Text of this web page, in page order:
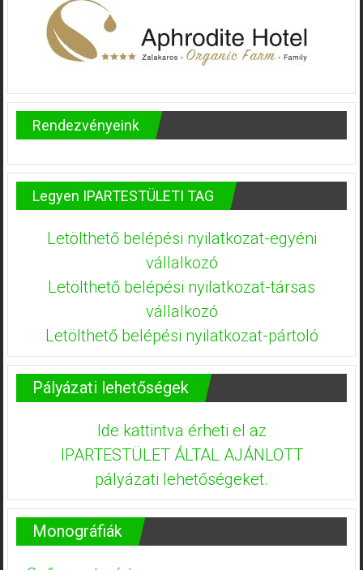
Rendezvényeink
Legyen IPARTESTÜLETI TAG
Letölthető belépési nyilatkozat-egyéni
vállalkozó
Letölthető belépési nyilatkozat-társas
vállalkozó
Letölthető belépési nyilatkozat-pártoló
Pályázati lehetőségek
Ide kattintva érheti el az
IPARTESTÜLET ÁLTAL AJÁNLOTT
pályázati lehetőségeket.
Monográfiák